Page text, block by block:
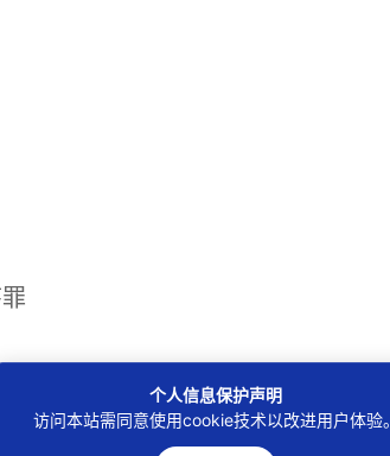
罪
个人信息保护声明
访问本站需同意使用cookie技术以改进用户体验。